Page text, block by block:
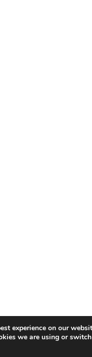
experience on our
we are using or